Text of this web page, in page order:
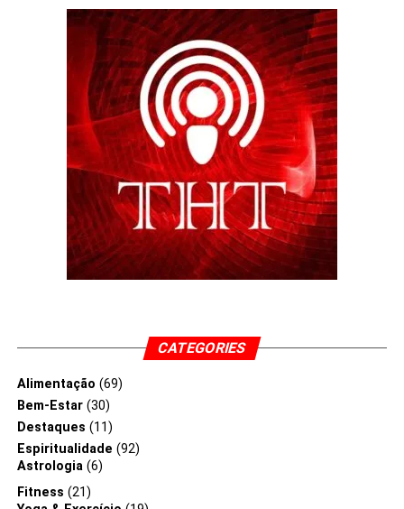
CATEGORIES
Alimentação (69)
Bem-Estar(30)
Destaques (11)
Espiritualidade (92)
Astrologia(6)
Fitness (21)